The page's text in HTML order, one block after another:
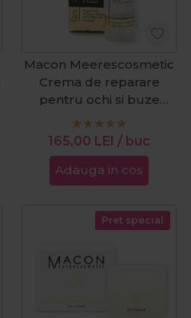
Macon Meerescosmetic
Crema de reparare
pentru ochi si buze
Regenerant Collagen
Repair 15ml
165,00 LEI / buc
Adauga in cos
Pret special